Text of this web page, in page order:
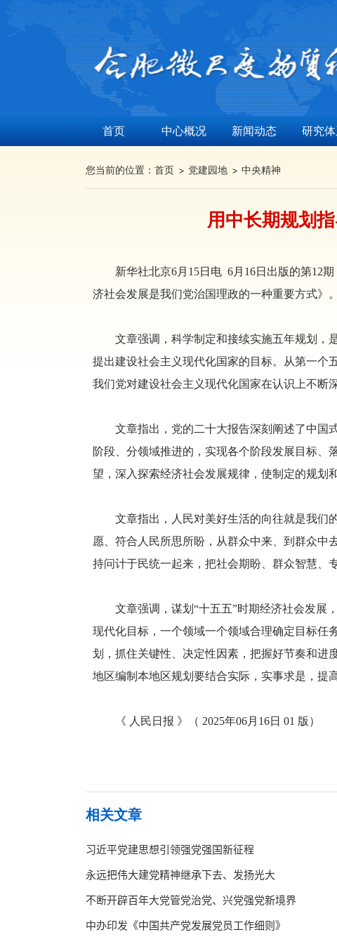
首页 中心概况 新闻动态 研究
您当前的位置： 首页 党建园地 中央精神
用中长期规划
新华社北京6月15日电 6月16日出版的第12
济社会发展是我们党治国理政的一种重要方式》
文章强调，科学制定和接续实施五年规划，
提出建设社会主义现代化国家的目标。从第一个
我们党对建设社会主义现代化国家在认识上不断
文章指出，党的二十大报告深刻阐述了中国
阶段、分领域推进的，实现各个阶段发展目标、
望，深入探索经济社会发展规律，使制定的规划
文章指出，人民对美好生活的向往就是我们
愿、符合人民所思所盼，从群众中来、到群众中
持问计于民统一起来，把社会期盼、群众智慧、
文章强调，谋划“十五五”时期经济社会发展
现代化目标，一个领域一个领域合理确定目标任
划，抓住关键性、决定性因素，把握好节奏和进
地区编制本地区规划要结合实际，实事求是，提
《 人民日报 》（ 2025年06月16日 01 版）
相关文章